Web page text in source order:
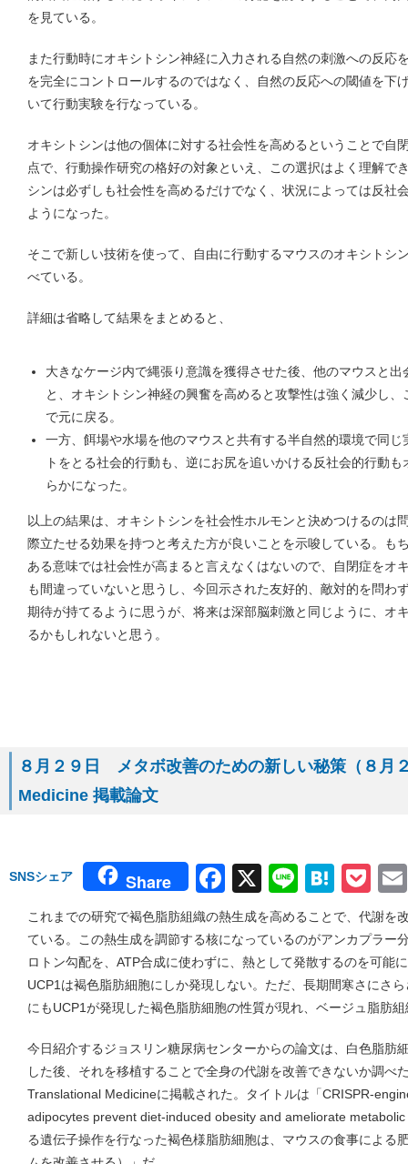
を見ている。
また行動時にオキシトシン神経に入力される自然の刺激への反応
を完全にコントロールするのではなく、自然の反応への閾値を下
いて行動実験を行なっている。
オキシトシンは他の個体に対する社会性を高めるということで自
点で、行動操作研究の格好の対象といえ、この選択はよく理解で
シンは必ずしも社会性を高めるだけでなく、状況によっては反社
ようになった。
そこで新しい技術を使って、自由に行動するマウスのオキシトシ
べている。
詳細は省略して結果をまとめると、
大きなケージ内で縄張り意識を獲得させた後、他のマウスと
と、オキシトシン神経の興奮を高めると攻撃性は強く減少し
で元に戻る。
一方、餌場や水場を他のマウスと共有する半自然的環境で同
トをとる社会的行動も、逆にお尻を追いかける反社会的行動
らかになった。
以上の結果は、オキシトシンを社会性ホルモンと決めつけるのは
際立たせる効果を持つと考えた方が良いことを示唆している。も
ある意味では社会性が高まると言えなくはないので、自閉症をオ
も間違っていないと思うし、今回示された友好的、敵対的を問わ
期待が持てるように思うが、将来は深部脳刺激と同じように、オ
るかもしれないと思う。
８月２９日 メタボ改善のための新しい秘策（８月
Medicine 掲載論文
SNSシェア Share Facebook
X Line
これまでの研究で褐色脂肪組織の熱生成を高めることで、代謝を
ている。この熱生成を調節する核になっているのがアンカプラー
ロトン勾配を、ATP合成に使わずに、熱として発散するのを可能
UCP1は褐色脂肪細胞にしか発現しない。ただ、長期間寒さにさ
にもUCP1が発現した褐色脂肪細胞の性質が現れ、ベージュ脂肪
今日紹介するジョスリン糖尿病センターからの論文は、白色脂肪
した後、それを移植することで全身の代謝を改善できないか調べ
Translational Medicineに掲載された。タイトルは「CRISPR-
adipocytes prevent diet-induced obesity and ameliorate
る遺伝子操作を行なった褐色様脂肪細胞は、マウスの食事による